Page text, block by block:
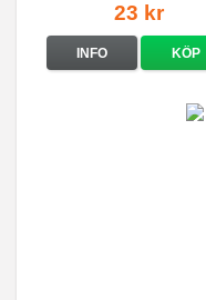
23 kr
INFO KÖP